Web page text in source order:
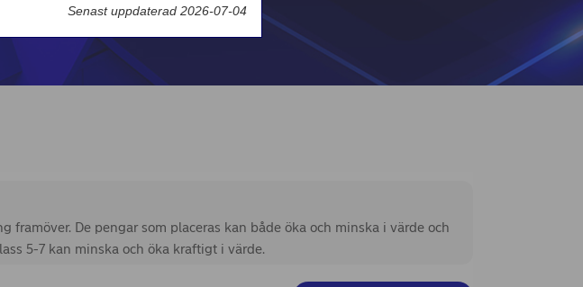
Senast uppdaterad 2026-07-04